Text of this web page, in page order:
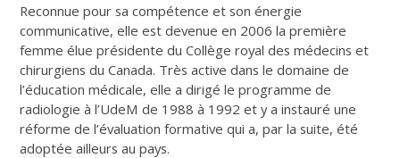
Reconnue pour sa compétence et son énergie
communicative, elle est devenue en 2006 la première
femme élue présidente du Collège royal des médecins et
chirurgiens du Canada. Très active dans le domaine de
l’éducation médicale, elle a dirigé le programme de
radiologie à l’UdeM de 1988 à 1992 et y a instauré une
réforme de l’évaluation formative qui a, par la suite, été
adoptée ailleurs au pays.